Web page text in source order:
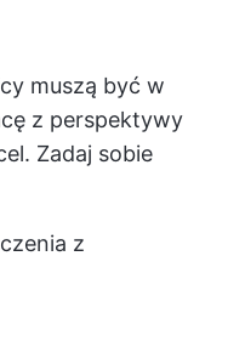
muszą być w
z perspektywy
Zadaj sobie
z